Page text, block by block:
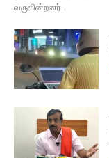
வருகின்றனர்.